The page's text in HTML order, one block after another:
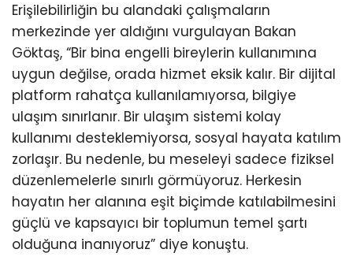
Erişilebilirliğin bu alandaki çalışmaların
merkezinde yer aldığını vurgulayan Bakan
Göktaş, “Bir bina engelli bireylerin kullanımına
uygun değilse, orada hizmet eksik kalır. Bir dijital
platform rahatça kullanılamıyorsa, bilgiye
ulaşım sınırlanır. Bir ulaşım sistemi kolay
kullanımı desteklemiyorsa, sosyal hayata katılım
zorlaşır. Bu nedenle, bu meseleyi sadece fiziksel
düzenlemelerle sınırlı görmüyoruz. Herkesin
hayatın her alanına eşit biçimde katılabilmesini
güçlü ve kapsayıcı bir toplumun temel şartı
olduğuna inanıyoruz” diye konuştu.